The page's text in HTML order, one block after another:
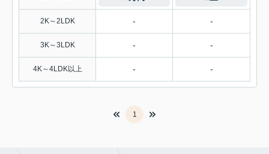
2K～2LDK - -
3K～3LDK - -
4K～4LDK以上 - -
1